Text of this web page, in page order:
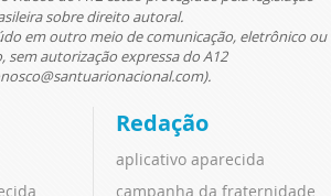
sobre direito autoral.
em outro meio de comunicação, eletrônico ou
sem autorização expressa do A12
Redação
aplicativo aparecida
campanha da fraternidade